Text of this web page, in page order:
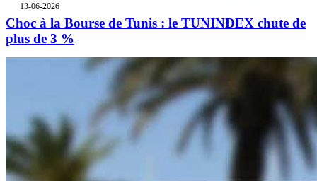
13-06-2026
Choc à la Bourse de Tunis : le TUNINDEX chute de
plus de 3 %